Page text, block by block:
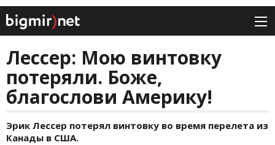
Лессер: Мою винтовку
потеряли. Боже,
благослови Америку!
Эрик Лессер потерял винтовку во время перелета из
Канады в США.